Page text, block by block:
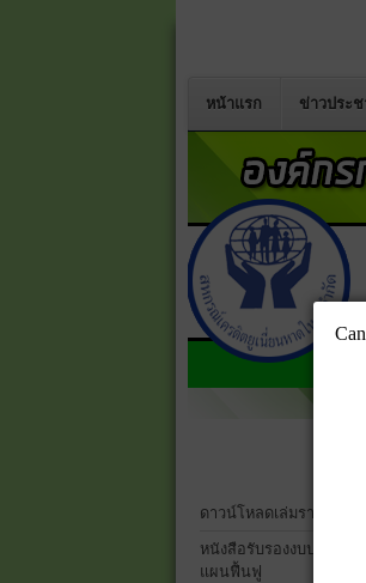
หน้าแรก ข่าวประ
ดาวน์โหลดเล่มรายงานปร
หนังสือรับรองงบประจำปี
แผนฟื้นฟู